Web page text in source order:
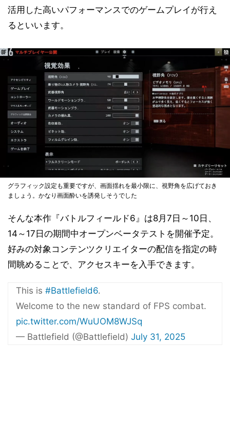
活用した高いパフォーマンスでのゲームプレイが行え
るといいます。
グラフィック設定も重要ですが、画面揺れを最小限に、視野角を広げておき
ましょう。かなり画面酔いを誘発しそうでした
そんな本作『バトルフィールド6』は8月7日～10日、
14～17日の期間中オープンベータテストを開催予定。
好みの対象コンテンツクリエイターの配信を指定の時
間眺めることで、アクセスキーを入手できます。
This is #Battlefield6.
Welcome to the new standard of FPS combat.
pic.twitter.com/WuUOM8WJSq
— Battlefield (@Battlefield) July 31, 2025